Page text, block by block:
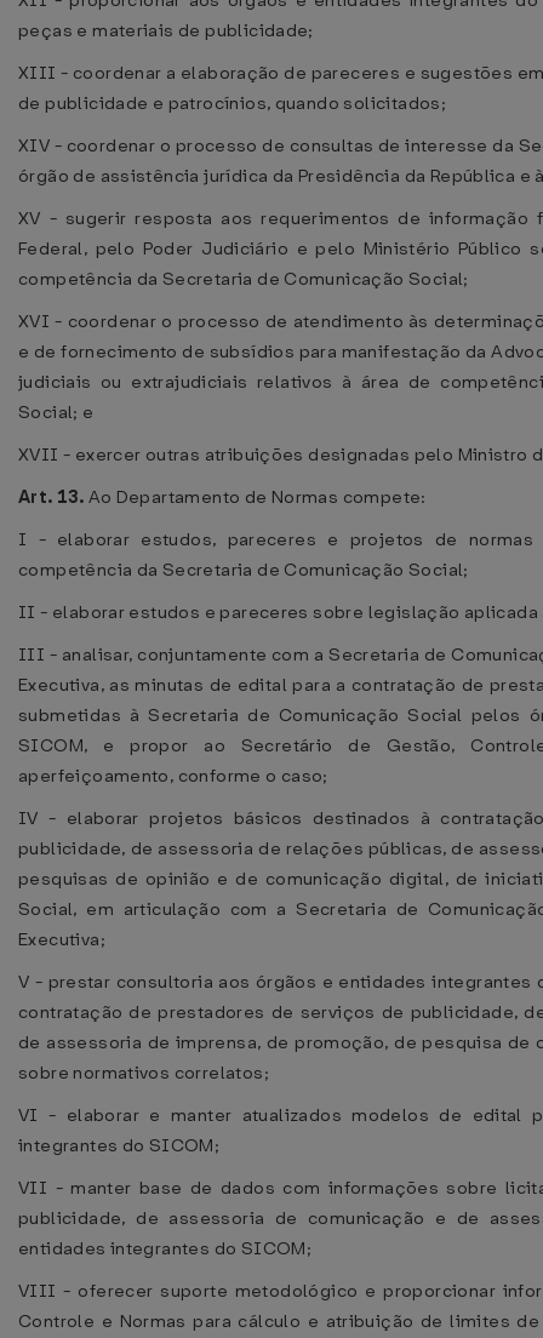
peças e materiais de publicidade;
XIII - coordenar a elaboração de pareceres e sugestões
de publicidade e patrocínios, quando solicitados;
XIV - coordenar o processo de consultas de interesse da
órgão de assistência jurídica da Presidência da República e
XV - sugerir resposta aos requerimentos de informação
Federal, pelo Poder Judiciário e pelo Ministério Público
competência da Secretaria de Comunicação Social;
XVI - coordenar o processo de atendimento às
e de fornecimento de subsídios para manifestação da
judiciais ou extrajudiciais relativos à área de
Social; e
XVII - exercer outras atribuições designadas pelo Ministro
Art. 13. Ao Departamento de Normas compete:
I - elaborar estudos, pareceres e projetos de
competência da Secretaria de Comunicação Social;
II - elaborar estudos e pareceres sobre legislação
III - analisar, conjuntamente com a Secretaria de
Executiva, as minutas de edital para a contratação de
submetidas à Secretaria de Comunicação Social pelos
SICOM, e propor ao Secretário de Gestão,
aperfeiçoamento, conforme o caso;
IV - elaborar projetos básicos destinados à
publicidade, de assessoria de relações públicas, de
pesquisas de opinião e de comunicação digital, de
Social, em articulação com a Secretaria de
Executiva;
V - prestar consultoria aos órgãos e entidades integrantes
contratação de prestadores de serviços de publicidade,
de assessoria de imprensa, de promoção, de pesquisa
sobre normativos correlatos;
VI - elaborar e manter atualizados modelos de edital
integrantes do SICOM;
VII - manter base de dados com informações sobre
publicidade, de assessoria de comunicação e de
entidades integrantes do SICOM;
VIII - oferecer suporte metodológico e proporcionar
Controle e Normas para cálculo e atribuição de limites